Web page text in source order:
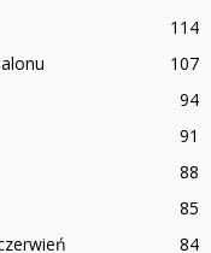
114
107
94
91
88
85
84